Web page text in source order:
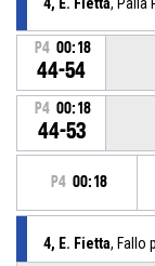
P4 00:18
44-54
P4 00:18
44-53
P4 00:18
4, E. Fietta, Fallo